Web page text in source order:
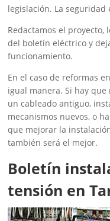
legislación. La
Redactamos el proyecto,
del boletín eléctrico y
funcionamiento.
En el caso de reformas
igual manera. Si hay
un cableado antiguo,
mecanismos nuevos, o
que mejorar la
también será el mejor.
Boletín
tensión en